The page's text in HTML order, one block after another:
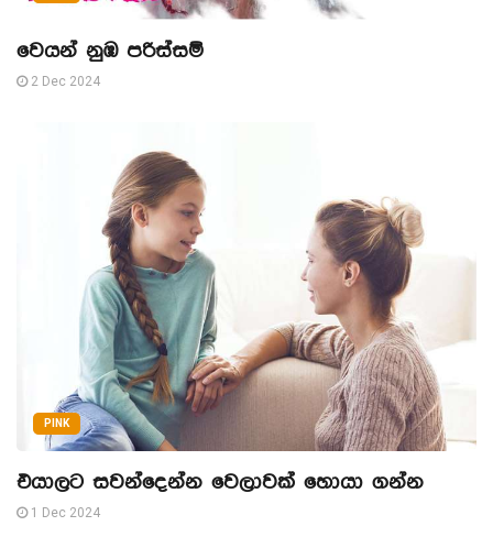
වෙයන් නුඹ පරිස්සම්
2 Dec 2024
PINK
එයාලට සවන්දෙන්න වෙලාවක් හොයා ගන්න
1 Dec 2024